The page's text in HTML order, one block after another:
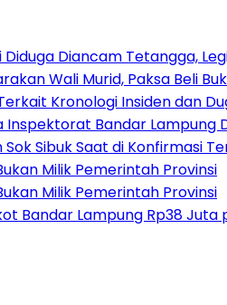
Diduga Diancam Tetangga,
Wali Murid, Paksa Beli
Kronologi Insiden dan
Bandar Lampung
Sibuk Saat di Konfirmasi
Milik Pemerintah Provinsi
Milik Pemerintah Provinsi
Bandar Lampung Rp38